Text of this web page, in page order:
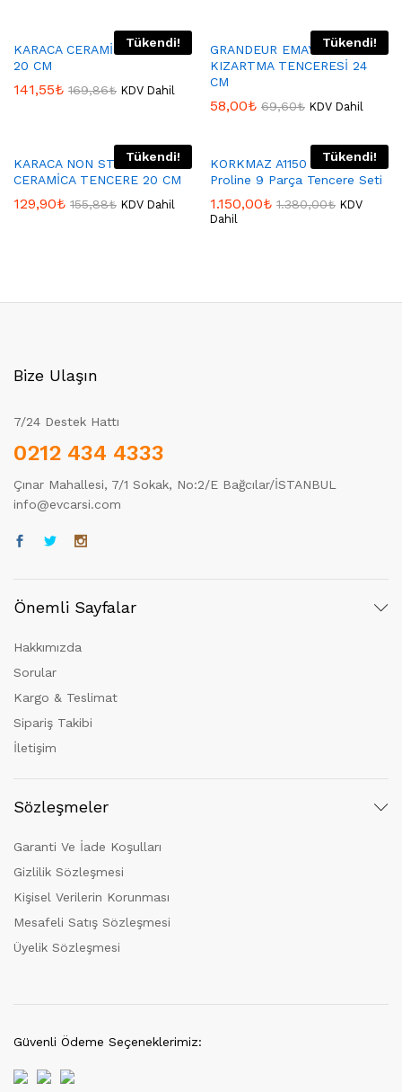
Tükendi!
KARACA CERAMİCA TENCERE
20 CM
141,55₺ 169,86₺ KDV Dahil
Tükendi!
GRANDEUR EMAYE
KIZARTMA TENCERESİ 24
CM
58,00₺ 69,60₺ KDV Dahil
Tükendi!
KARACA NON STİCK
CERAMİCA TENCERE 20 CM
129,90₺ 155,88₺ KDV Dahil
Tükendi!
KORKMAZ A1150 Korkmaz
Proline 9 Parça Tencere Seti
1.150,00₺ 1.380,00₺ KDV
Dahil
Bize Ulaşın
7/24 Destek Hattı
0212 434 4333
Çınar Mahallesi, 7/1 Sokak, No:2/E Bağcılar/İSTANBUL
info@evcarsi.com
Önemli Sayfalar
Hakkımızda
Sorular
Kargo & Teslimat
Sipariş Takibi
İletişim
Sözleşmeler
Garanti Ve İade Koşulları
Gizlilik Sözleşmesi
Kişisel Verilerin Korunması
Mesafeli Satış Sözleşmesi
Üyelik Sözleşmesi
Güvenli Ödeme Seçeneklerimiz: